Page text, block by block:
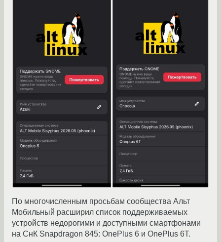
По многочисленным просьбам сообщества Альт
Мобильный расширил список поддерживаемых
устройств недорогими и доступными смартфонами
на СнК Snapdragon 845: OnePlus 6 и OnePlus 6T.